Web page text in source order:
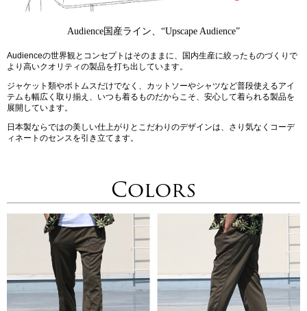
Audience国産ライン、“Upscape Audience”
Audienceの世界観とコンセプトはそのままに、国内生産に絞ったものづくりで
より高いクオリティの製品を打ち出しています。
ジャケット類やボトムスだけでなく、カットソーやシャツなど普段使えるアイ
テムも幅広く取り揃え、いつも着るものだからこそ、安心して着られる製品を
展開しています。
日本製ならではの美しい仕上がりとこだわりのデザインは、さり気なくコーデ
ィネートのセンスを引き立てます。
Colors